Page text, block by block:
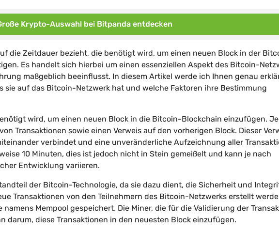
Krypto-Auswahl bei Bitpanda entdecken
die Zeitdauer bezieht, die benötigt wird, um einen neuen Block in der
Es handelt sich hierbei um einen essenziellen Aspekt des Bitcoin-
maßgeblich beeinflusst. In diesem Artikel werde ich Ihnen genau
sie auf das Bitcoin-Netzwerk hat und welche Faktoren ihre Bestimmung
wird, um einen neuen Block in die Bitcoin-Blockchain einzufügen.
Transaktionen sowie einen Verweis auf den vorherigen Block. Dieser
verbindet und eine unveränderliche Aufzeichnung aller
10 Minuten, dies ist jedoch nicht in Stein gemeißelt und kann je nach
Entwicklung variieren.
der Bitcoin-Technologie, da sie dazu dient, die Sicherheit und
Transaktionen von den Teilnehmern des Bitcoin-Netzwerks erstellt
Mempool gespeichert. Die Miner, die für die Validierung der
darum, diese Transaktionen in den neuesten Block einzufügen.